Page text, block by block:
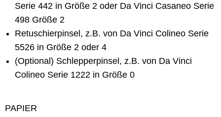
Serie 442 in Größe 2 oder Da Vinci Casaneo Serie
498 Größe 2
Retuschierpinsel, z.B. von Da Vinci Colineo Serie
5526 in Größe 2 oder 4
(Optional) Schlepperpinsel, z.B. von Da Vinci
Colineo Serie 1222 in Größe 0
PAPIER